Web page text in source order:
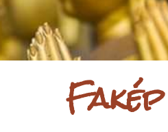
Fakép